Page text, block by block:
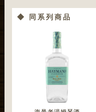
臨別一語
Last Word
◆ 同系列商品